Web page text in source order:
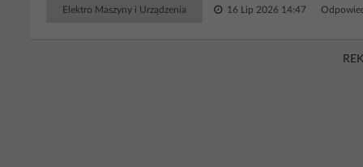
Elektro Maszyny i Urządzenia 16 Lip 2026 14:47